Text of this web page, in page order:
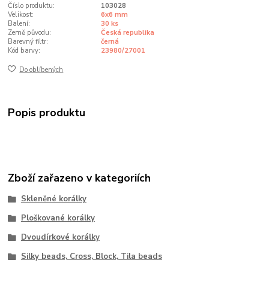
Číslo produktu:
103028
Velikost:
6x6 mm
Balení:
30 ks
Země původu:
Česká republika
Barevný filtr:
černá
Kód barvy:
23980/27001
Do oblíbených
Popis produktu
Zboží zařazeno v kategoriích
Skleněné korálky
Ploškované korálky
Dvoudírkové korálky
Silky beads, Cross, Block, Tila beads